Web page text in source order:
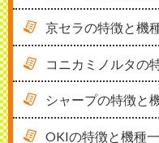
京セラの特徴と機
コニカミノルタの
シャープの特徴と
OKIの特徴と機種